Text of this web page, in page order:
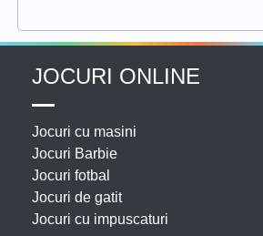
JOCURI ONLINE
Jocuri cu masini
Jocuri Barbie
Jocuri fotbal
Jocuri de gatit
Jocuri cu impuscaturi